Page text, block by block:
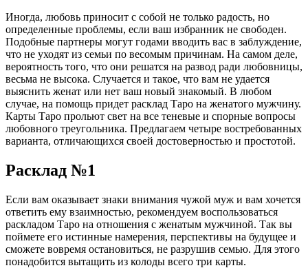
Иногда, любовь приносит с собой не только радость, но
определенные проблемы, если ваш избранник не свободен.
Подобные партнеры могут годами вводить вас в заблуждение,
что не уходят из семьи по весомым причинам. На самом деле,
вероятность того, что они решатся на развод ради любовницы,
весьма не высока. Случается и такое, что вам не удается
выяснить женат или нет ваш новый знакомый. В любом
случае, на помощь придет расклад Таро на женатого мужчину.
Карты Таро прольют свет на все теневые и спорные вопросы
любовного треугольника. Предлагаем четыре востребованных
варианта, отличающихся своей достоверностью и простотой.
Расклад №1
Если вам оказывает знаки внимания чужой муж и вам хочется
ответить ему взаимностью, рекомендуем воспользоваться
раскладом Таро на отношения с женатым мужчиной. Так вы
поймете его истинные намерения, перспективы на будущее и
сможете вовремя остановиться, не разрушив семью. Для этого
понадобится вытащить из колоды всего три карты.